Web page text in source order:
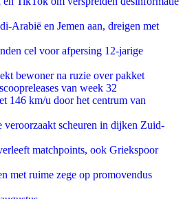
Arabië en Jemen aan, dreigen met
cel voor afpersing 12-jarige
bewoner na ruzie over pakket
van week 32
146 km/u door het centrum van
veroorzaakt scheuren in dijken Zuid-
matchpoints, ook Griekspoor
met ruime zege op promovendus